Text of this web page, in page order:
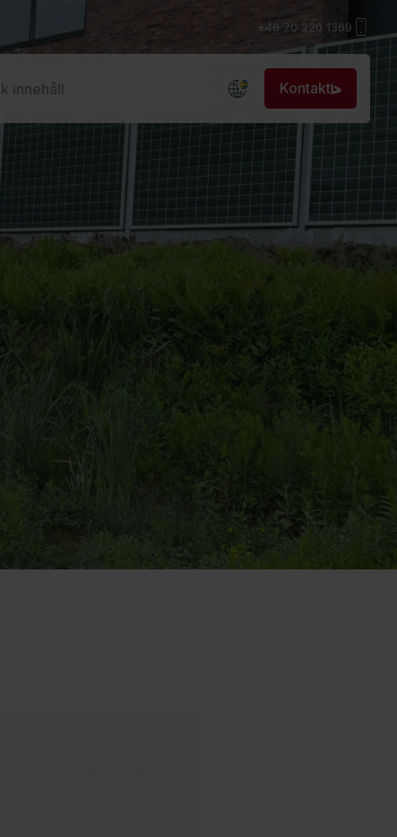
+46 70 220 1369
Kontakt